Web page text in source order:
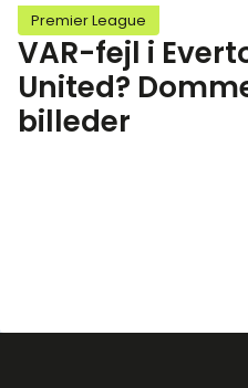
Premier League
VAR-fejl i
United?
billeder